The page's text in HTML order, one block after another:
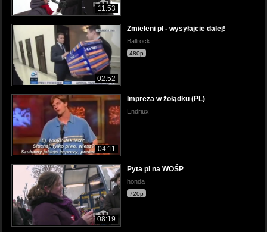
11:53
02:52
Zmieleni pl - wysyłajcie dalej!
Ballrock
480p
04:11
Impreza w żołądku (PL)
Endriux
08:19
Pyta pl na WOŚP
honda
720p